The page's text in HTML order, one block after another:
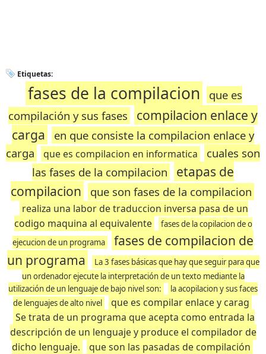
Etiquetas:
fases de la compilacion
que es
compilación y sus fases
compilacion enlace y
carga
en que consiste la compilacion enlace y
carga
que es compilacion en informatica
cuales son
las fases de la compilacion
etapas de
compilacion
que son fases de la compilacion
realiza una labor de traduccion inversa pasa de un
codigo maquina al equivalente
fases de la copilacion de o
ejecucion de un programa
fases de compilacion de
un programa
La 3 fases básicas que hay que seguir para que
un ordenador ejecute la interpretación de un texto mediante la
utilización de un lenguaje de bajo nivel son:
la acopilacion y sus faces
de lenguajes de alto nivel
que es compilar enlace y carag
Se trata de un programa que acepta como entrada la
descripción de un lenguaje y produce el compilador de
dicho lenguaje.
que son las pasadas de compilación